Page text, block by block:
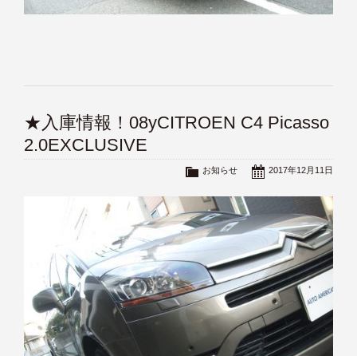
★入庫情報！08yCITROEN C4 Picasso
2.0EXCLUSIVE
2017年12月11日
お知らせ